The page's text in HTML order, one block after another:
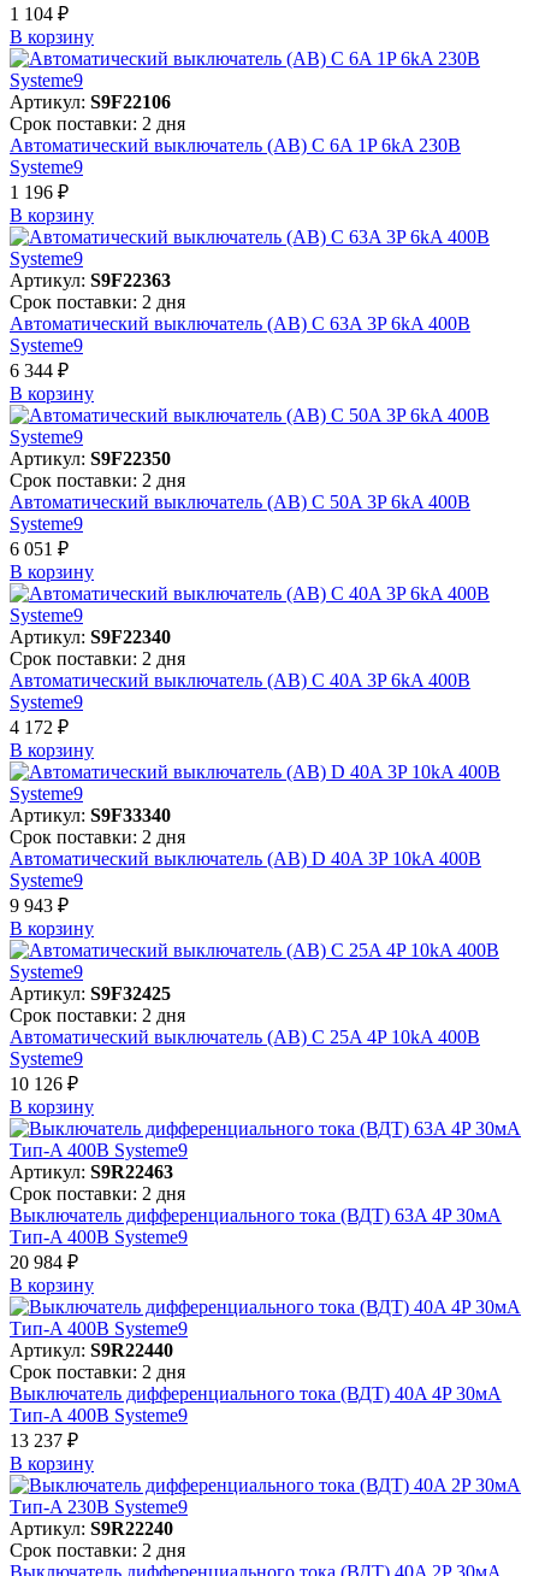
1 104 ₽
В корзинy
Артикул: S9F22106
Срок поставки: 2 дня
Автоматический выключатель (АВ) C 6A 1P 6kA 230В
Systeme9
1 196 ₽
В корзинy
Артикул: S9F22363
Срок поставки: 2 дня
Автоматический выключатель (АВ) C 63A 3P 6kA 400В
Systeme9
6 344 ₽
В корзинy
Артикул: S9F22350
Срок поставки: 2 дня
Автоматический выключатель (АВ) C 50A 3P 6kA 400В
Systeme9
6 051 ₽
В корзинy
Артикул: S9F22340
Срок поставки: 2 дня
Автоматический выключатель (АВ) C 40A 3P 6kA 400В
Systeme9
4 172 ₽
В корзинy
Артикул: S9F33340
Срок поставки: 2 дня
Автоматический выключатель (АВ) D 40A 3P 10kA 400В
Systeme9
9 943 ₽
В корзинy
Артикул: S9F32425
Срок поставки: 2 дня
Автоматический выключатель (АВ) C 25A 4P 10kA 400В
Systeme9
10 126 ₽
В корзинy
Артикул: S9R22463
Срок поставки: 2 дня
Выключатель дифференциального тока (ВДТ) 63A 4P 30мА
Тип-A 400В Systeme9
20 984 ₽
В корзинy
Артикул: S9R22440
Срок поставки: 2 дня
Выключатель дифференциального тока (ВДТ) 40A 4P 30мА
Тип-A 400В Systeme9
13 237 ₽
В корзинy
Артикул: S9R22240
Срок поставки: 2 дня
Выключатель дифференциального тока (ВДТ) 40A 2P 30мА